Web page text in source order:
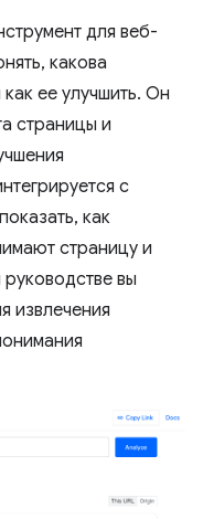
для веб-
какова
ее улучшить. Он
страницы и
с
как
страницу и
вы
извлечения